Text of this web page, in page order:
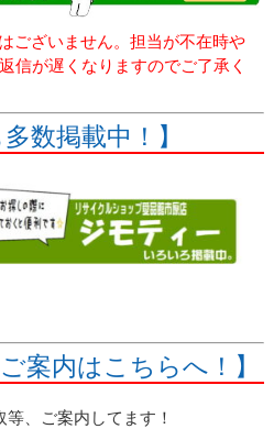
ございません。担当が不在時や
信が遅くなりますのでご了承く
数掲載中！】
案内はこちらへ！】
、ご案内してます！